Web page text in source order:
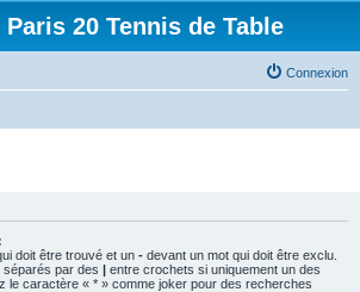
20 Tennis de Table
Connexion
doit être trouvé et un - devant un mot qui doit être exclu.
par des | entre crochets si uniquement un des
le caractère « * » comme joker pour des recherches